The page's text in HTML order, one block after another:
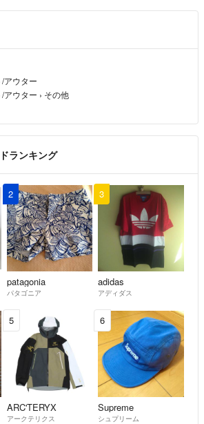
アウター
アウター › その他
ランキング
2
patagonia
パタゴニア
3
adidas
アディダス
5
ARC'TERYX
アークテリクス
6
Supreme
シュプリーム